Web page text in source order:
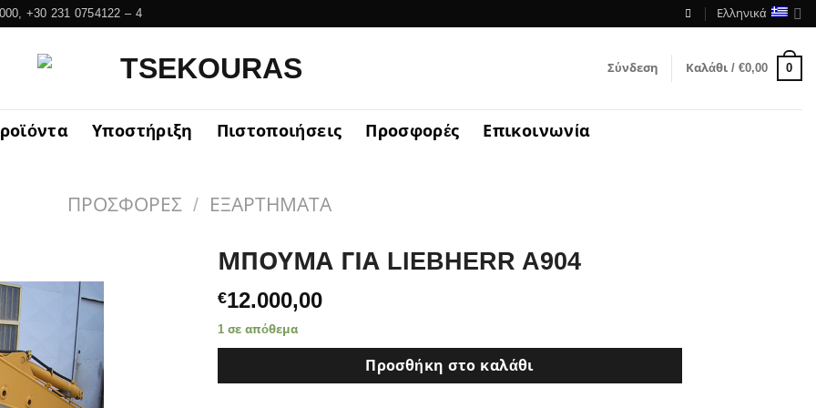
+30 231 0754122 – 4 Ελληνικά
Σύνδεση Καλάθι / €0,00 0
Υποστήριξη Πιστοποιήσεις Προσφορές Επικοινωνία
ΠΡΟΣΦΟΡΕΣ / ΕΞΑΡΤΗΜΑΤΑ
ΜΠΟΥΜΑ ΓΙΑ LIEBHERR A904
€12.000,00
1 σε απόθεμα
Προσθήκη στο καλάθι